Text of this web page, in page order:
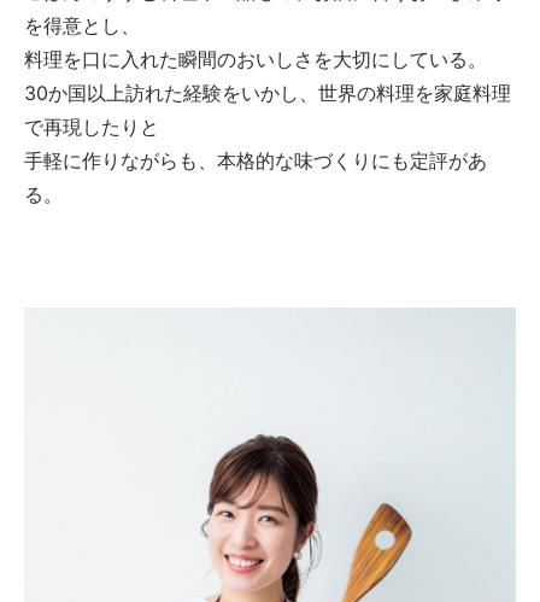
を得意とし、
料理を口に入れた瞬間のおいしさを大切にしている。
30か国以上訪れた経験をいかし、世界の料理を家庭料理
で再現したりと
手軽に作りながらも、本格的な味づくりにも定評があ
る。